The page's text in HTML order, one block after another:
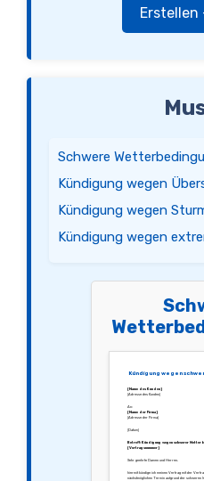
Erstellen
Schwere
Kündigung wegen
Kündigung wegen
Kündigung wegen
Kündigung wegen
[Name des Kunden]
[Adresse des Kunden]
An:
[Name der Firma]
[Adresse der Firma]
[Datum]
Betreff: Kündigung wegen schwerer
[Vertragsnummer]
Sehr geehrte Damen und Herren,
hiermit kündige ich meinen Vertrag mit der
nächstmöglichen Termin aufgrund der schweren